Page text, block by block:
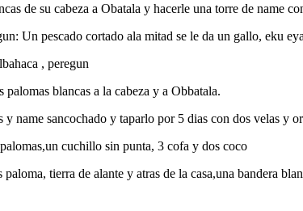
de su cabeza a Obatala y hacerle una torre de name
Un pescado cortado ala mitad se le da un gallo, eku
, peregun
blancas a la cabeza y a Obbatala.
name sancochado y taparlo por 5 dias con dos velas y
cuchillo sin punta, 3 cofa y dos coco
tierra de alante y atras de la casa,una bandera